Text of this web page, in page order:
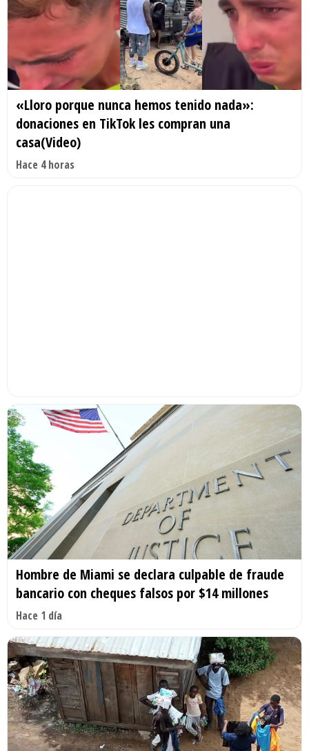
«Lloro porque nunca hemos tenido nada»:
donaciones en TikTok les compran una
casa(Video)
Hace 4 horas
Hombre de Miami se declara culpable de fraude
bancario con cheques falsos por $14 millones
Hace 1 día